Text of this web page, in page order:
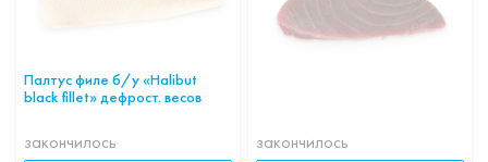
Палтус филе б/у «Halibut
black fillet» дефрост. весов
закончилось закончилось